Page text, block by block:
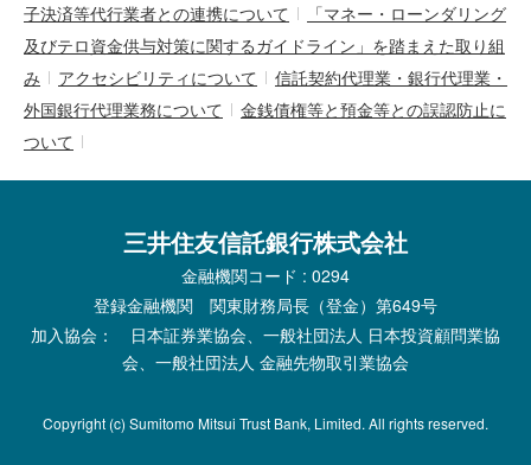
子決済等代行業者との連携について
「マネー・ローンダリング
及びテロ資金供与対策に関するガイドライン」を踏まえた取り組
み
アクセシビリティについて
信託契約代理業・銀行代理業・
外国銀行代理業務について
金銭債権等と預金等との誤認防止に
ついて
三井住友信託銀行株式会社
金融機関コード : 0294
登録金融機関 関東財務局長（登金）第649号
加入協会： 日本証券業協会、一般社団法人 日本投資顧問業協
会、一般社団法人 金融先物取引業協会
Copyright (c) Sumitomo Mitsui Trust Bank, Limited. All rights reserved.